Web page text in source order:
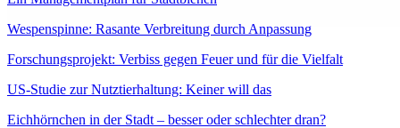
Wespenspinne: Rasante Verbreitung durch Anpassung
Forschungsprojekt: Verbiss gegen Feuer und für die Vielfalt
US-Studie zur Nutztierhaltung: Keiner will das
Eichhörnchen in der Stadt – besser oder schlechter dran?